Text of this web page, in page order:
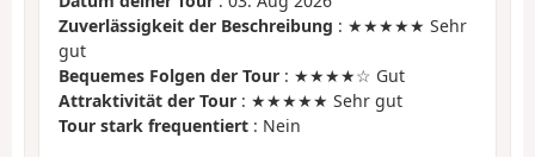
Zuverlässigkeit der Beschreibung : ★★★★★ Sehr
gut
Bequemes Folgen der Tour : ★★★★☆ Gut
Attraktivität der Tour : ★★★★★ Sehr gut
Tour stark frequentiert : Nein